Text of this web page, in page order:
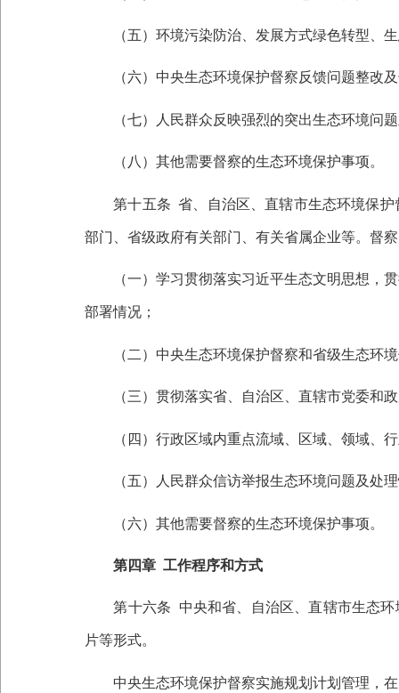
（五）环境污染防治、发展方式绿色转型、生
（六）中央生态环境保护督察反馈问题整改及
（七）人民群众反映强烈的突出生态环境问题
（八）其他需要督察的生态环境保护事项。
第十五条 省、自治区、直辖市生态环境保
部门、省级政府有关部门、有关省属企业等。督
（一）学习贯彻落实习近平生态文明思想，贯
部署情况；
（二）中央生态环境保护督察和省级生态环境
（三）贯彻落实省、自治区、直辖市党委和政
（四）行政区域内重点流域、区域、领域、行
（五）人民群众信访举报生态环境问题及处理
（六）其他需要督察的生态环境保护事项。
第四章 工作程序和方式
第十六条 中央和省、自治区、直辖市生态
片等形式。
中央生态环境保护督察实施规划计划管理，在